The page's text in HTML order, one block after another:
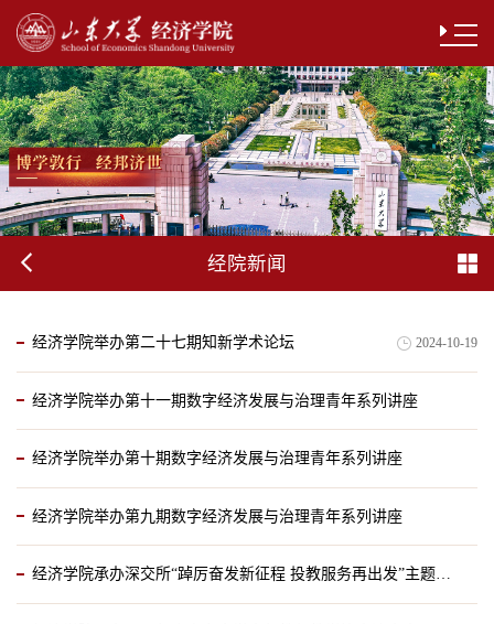
经院新闻
经济学院举办第二十七期知新学术论坛 2024-10-19
经济学院举办第十一期数字经济发展与治理青年系列讲座
经济学院举办第十期数字经济发展与治理青年系列讲座
经济学院举办第九期数字经济发展与治理青年系列讲座
经济学院承办深交所“踔厉奋发新征程 投教服务再出发”主题活动